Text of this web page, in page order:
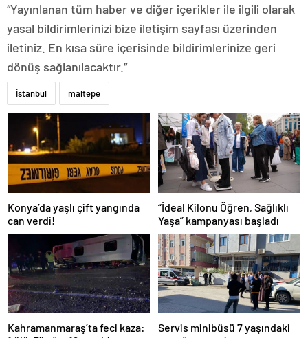
“Yayınlanan tüm haber ve diğer içerikler ile ilgili olarak
yasal bildirimlerinizi bize iletişim sayfası üzerinden
iletiniz. En kısa süre içerisinde bildirimlerinize geri
dönüş sağlanılacaktır.”
İstanbul maltepe
Konya’da yaşlı çift yangında
can verdi!
“İdeal Kilonu Öğren, Sağlıklı
Yaşa” kampanyası başladı
Kahramanmaraş’ta feci kaza:
Servis minibüsü 7 yaşındaki